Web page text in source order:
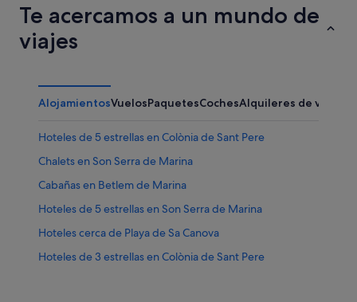
Te acercamos a un mundo de
viajes
AlojamientosVuelosPaquetesCochesAlquileres de
Hoteles de 5 estrellas en Colònia de Sant Pere
Chalets en Son Serra de Marina
Cabañas en Betlem de Marina
Hoteles de 5 estrellas en Son Serra de Marina
Hoteles cerca de Playa de Sa Canova
Hoteles de 3 estrellas en Colònia de Sant Pere